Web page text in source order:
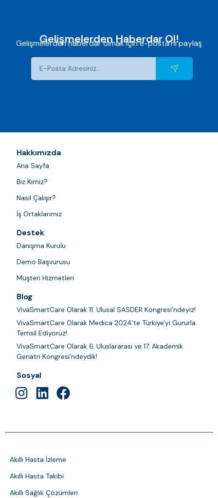
Gelişmelerden Haberdar Ol!
Gelişmelerden haberdar olmak için e-posta'nı paylaş
Hakkımızda
Ana Sayfa
Biz Kimiz?
Nasıl Çalışır?
İş Ortaklarımız
Destek
Danışma Kurulu
Demo Başvurusu
Müşteri Hizmetleri
Blog
VivaSmartCare Olarak 11. Ulusal SASDER Kongresi’ndeyiz!
VivaSmartCare Olarak Medica 2024'te Türkiye'yi Gururla
Temsil Ediyoruz!
VivaSmartCare Olarak 6. Uluslararası ve 17. Akademik
Geriatri Kongresi’ndeydik!
Sosyal
Akıllı Hasta İzleme
Akıllı Hasta Takibi
Akıllı Sağlık Çözümleri